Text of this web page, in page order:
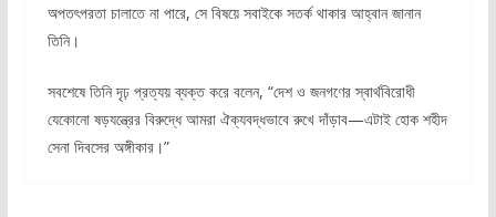
অপতৎপরতা চালাতে না পারে, সে বিষয়ে সবাইকে সতর্ক থাকার আহ্বান জানান
তিনি।
সবশেষে তিনি দৃঢ় প্রত্যয় ব্যক্ত করে বলেন, “দেশ ও জনগণের স্বার্থবিরোধী
যেকোনো ষড়যন্ত্রের বিরুদ্ধে আমরা ঐক্যবদ্ধভাবে রুখে দাঁড়াব—এটাই হোক শহীদ
সেনা দিবসের অঙ্গীকার।”